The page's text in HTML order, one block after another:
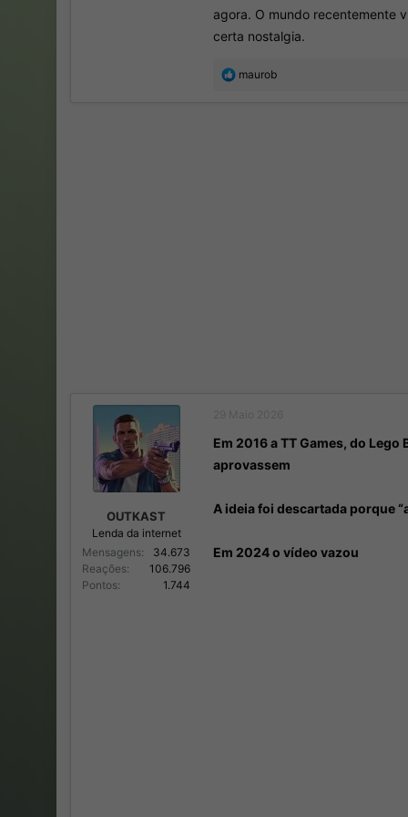
agora. O mundo recentemente
certa nostalgia.
R
maurob
OUTKAST
Lenda da internet
Mensagens
34.673
Reações
106.796
Pontos
1.744
Em 2016 a TT Games, do
aprovassem
A ideia foi descartada porque
Em 2024 o vídeo vazou